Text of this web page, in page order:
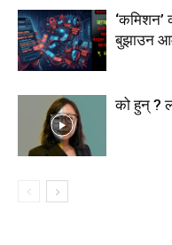
‘कमिशन’
बुझाउन
को हुन् ?